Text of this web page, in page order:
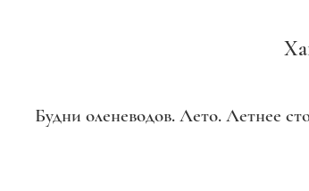
Будни оленеводов. Лето. Летнее